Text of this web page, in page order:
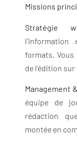
Missions
Stratégie
formats.
de l’édition
Management
équipe de
rédaction
montée en